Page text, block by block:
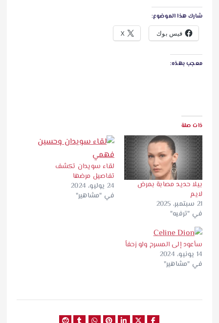
شارك هذا الموضوع:
فيس بوك X
معجب بهذه:
ذات صلة
بيلا حديد مصابة بمرض
لايم
21 سبتمبر، 2025
في "ترفيه"
لقاء سويدان تكشف
تفاصيل مرضها
24 يوليو، 2024
في "مشاهير"
سأعود إلى المسرح ولو زحفاً
14 يونيو، 2024
في "مشاهير"